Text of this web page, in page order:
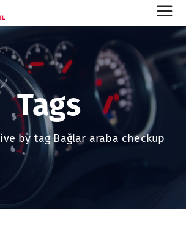
Tags
by tag Bağlar araba checkup